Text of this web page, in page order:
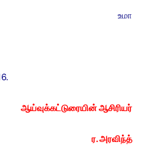
ஆய்வுக்கட்டுரையின் ஆசிரியர்
ர. அரவிந்த்